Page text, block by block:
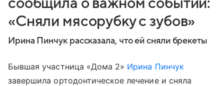
«Сняли мясорубку с зубов»
Ирина Пинчук рассказала, что ей сняли брекеты
Бывшая участница «Дома 2» Ирина Пинчук
завершила ортодонтическое лечение и сняла